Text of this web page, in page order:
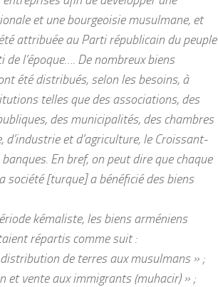
et une bourgeoisie musulmane, et
attribuée au Parti républicain du peuple
de l’époque…. De nombreux biens
été distribués, selon les besoins, à
telles que des associations, des
des municipalités, des chambres
d’industrie et d’agriculture, le Croissant-
En bref, on peut dire que chaque
société [turque] a bénéficié des biens
kémaliste, les biens arméniens
répartis comme suit :
distribution de terres aux musulmans » ;
et vente aux immigrants (muhacir) » ;